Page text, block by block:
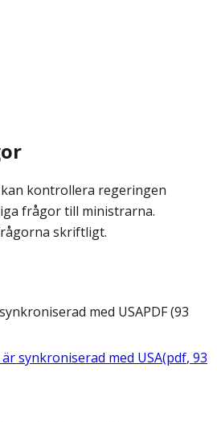
kontrollera regeringen
frågor till ministrarna.
skriftligt.
med USAPDF(93
synkroniserad med USA(pdf, 93